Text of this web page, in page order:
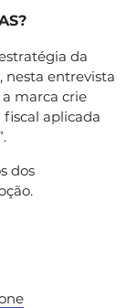
da
nesta entrevista
marca crie
aplicada
dos